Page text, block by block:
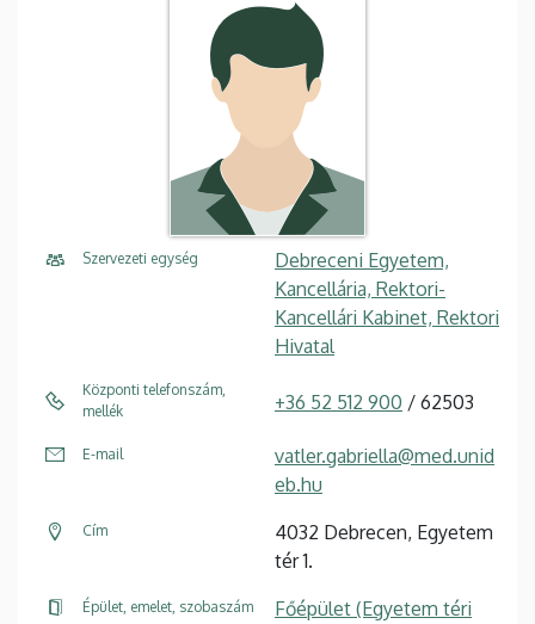
Szervezeti egység
Debreceni Egyetem,
Kancellária, Rektori-
Kancellári Kabinet, Rektori
Hivatal
Központi telefonszám,
mellék
+36 52 512 900 / 62503
E-mail
vatler.gabriella@med.unid
eb.hu
Cím
4032 Debrecen, Egyetem
tér 1.
Épület, emelet, szobaszám
Főépület (Egyetem téri